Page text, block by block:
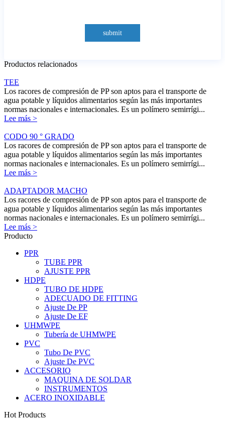
submit
Productos relacionados
TEE
Los racores de compresión de PP son aptos para el transporte de
agua potable y líquidos alimentarios según las más importantes
normas nacionales e internacionales. Es un polímero semirrígi...
Lee más >
CODO 90 ° GRADO
Los racores de compresión de PP son aptos para el transporte de
agua potable y líquidos alimentarios según las más importantes
normas nacionales e internacionales. Es un polímero semirrígi...
Lee más >
ADAPTADOR MACHO
Los racores de compresión de PP son aptos para el transporte de
agua potable y líquidos alimentarios según las más importantes
normas nacionales e internacionales. Es un polímero semirrígi...
Lee más >
Producto
PPR
TUBE PPR
AJUSTE PPR
HDPE
TUBO DE HDPE
ADECUADO DE FITTING
Ajuste De PP
Ajuste De EF
UHMWPE
Tubería de UHMWPE
PVC
Tubo De PVC
Ajuste De PVC
ACCESORIO
MAQUINA DE SOLDAR
INSTRUMENTOS
ACERO INOXIDABLE
Hot Products